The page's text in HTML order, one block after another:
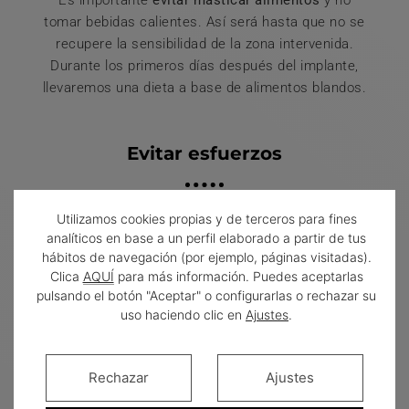
tomar bebidas calientes. Así será hasta que no se
recupere la sensibilidad de la zona intervenida.
Durante los primeros días después del implante,
llevaremos una dieta a base de alimentos blandos.
Evitar esfuerzos
No realizaremos actividades deesfuerzo físico
durante la primera semana. De esta manera
tendremos una tensión arterial estable y
disminuimos el posible sangrado. Evitar el tabaco
y el alcohol.
Utilizamos cookies propias y de terceros para fines
analíticos en base a un perfil elaborado a partir de tus
hábitos de navegación (por ejemplo, páginas visitadas).
Clica AQUÍ para más información. Puedes aceptarlas
pulsando el botón "Aceptar" o configurarlas o rechazar su
uso haciendo clic en Ajustes.
Rechazar Ajustes